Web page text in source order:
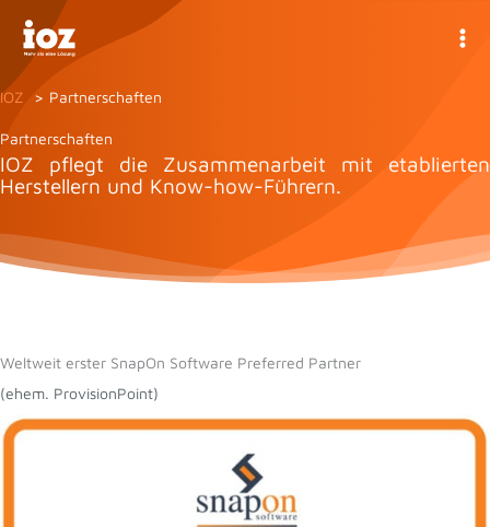
Inhalt
springen
IOZ Partnerschaften
Partnerschaften
IOZ pflegt die Zusammenarbeit mit etablierten
Herstellern und Know-how-Führern.
Weltweit erster SnapOn Software Preferred Partner
(ehem. ProvisionPoint)